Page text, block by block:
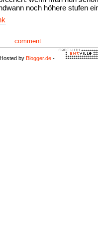
noch höhere stufen
... comment
Hosted by Blogger.de -